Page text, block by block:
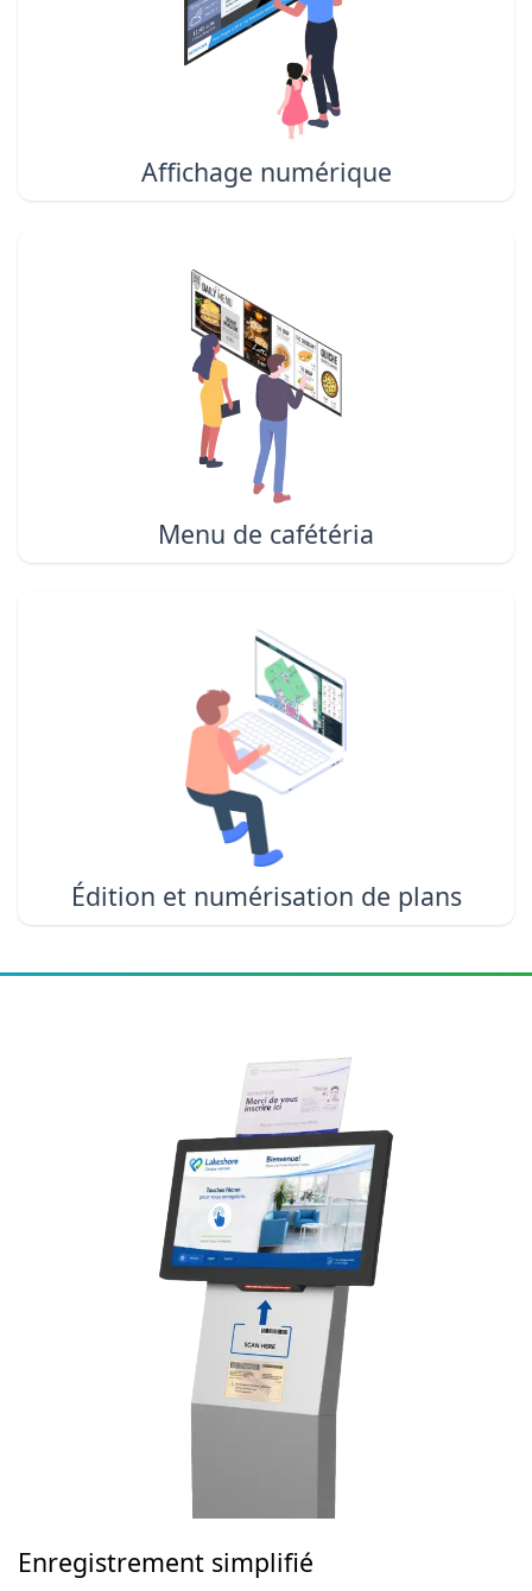
Affichage numérique
Menu de cafétéria
Édition et numérisation de plans
Enregistrement simplifié